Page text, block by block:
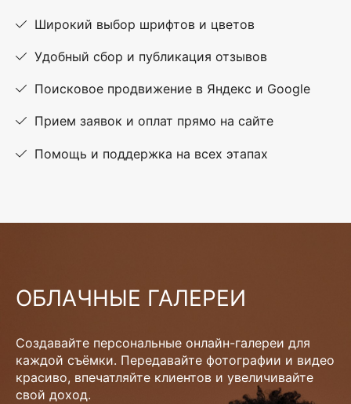
Широкий выбор шрифтов и цветов
Удобный сбор и публикация отзывов
Поисковое продвижение в Яндекс и Google
Прием заявок и оплат прямо на сайте
Помощь и поддержка на всех этапах
ОБЛАЧНЫЕ ГАЛЕРЕИ
Создавайте персональные онлайн-галереи для
каждой съёмки. Передавайте фотографии и видео
красиво, впечатляйте клиентов и увеличивайте
свой доход.